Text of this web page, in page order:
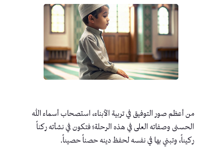
من أعظم صور التوفيق في تربية الأبناء، استصحاب أسماء الله
الحسنى وصفاته العلى في هذه الرحلة؛ فتكون في نشأته ركناً
ركيناً، وتبني بها في نفسه لحفظ دينه حصناً حصيناً.